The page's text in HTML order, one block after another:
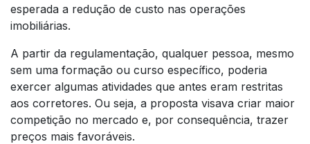
esperada a redução de custo nas operações
imobiliárias.
A partir da regulamentação, qualquer pessoa, mesmo
sem uma formação ou curso específico, poderia
exercer algumas atividades que antes eram restritas
aos corretores. Ou seja, a proposta visava criar maior
competição no mercado e, por consequência, trazer
preços mais favoráveis.